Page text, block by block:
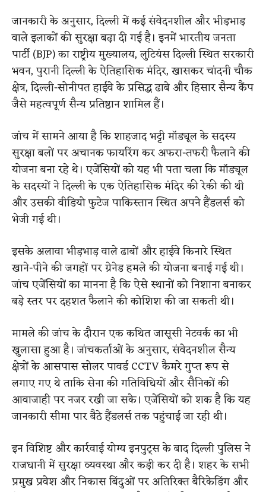
जानकारी के अनुसार, दिल्ली में कई संवेदनशील और भीड़भाड़
वाले इलाकों की सुरक्षा बढ़ा दी गई है। इनमें भारतीय जनता
पार्टी (BJP) का राष्ट्रीय मुख्यालय, लुटियंस दिल्ली स्थित सरकारी
भवन, पुरानी दिल्ली के ऐतिहासिक मंदिर, खासकर चांदनी चौक
क्षेत्र, दिल्ली-सोनीपत हाईवे के प्रसिद्ध ढाबे और हिसार सैन्य कैंप
जैसे महत्वपूर्ण सैन्य प्रतिष्ठान शामिल हैं।
जांच में सामने आया है कि शाहजाद भट्टी मॉड्यूल के सदस्य
सुरक्षा बलों पर अचानक फायरिंग कर अफरा-तफरी फैलाने की
योजना बना रहे थे। एजेंसियों को यह भी पता चला कि मॉड्यूल
के सदस्यों ने दिल्ली के एक ऐतिहासिक मंदिर की रेकी की थी
और उसकी वीडियो फुटेज पाकिस्तान स्थित अपने हैंडलर्स को
भेजी गई थी।
इसके अलावा भीड़भाड़ वाले ढाबों और हाईवे किनारे स्थित
खाने-पीने की जगहों पर ग्रेनेड हमले की योजना बनाई गई थी।
जांच एजेंसियों का मानना है कि ऐसे स्थानों को निशाना बनाकर
बड़े स्तर पर दहशत फैलाने की कोशिश की जा सकती थी।
मामले की जांच के दौरान एक कथित जासूसी नेटवर्क का भी
खुलासा हुआ है। जांचकर्ताओं के अनुसार, संवेदनशील सैन्य
क्षेत्रों के आसपास सोलर पावर्ड CCTV कैमरे गुप्त रूप से
लगाए गए थे ताकि सेना की गतिविधियों और सैनिकों की
आवाजाही पर नजर रखी जा सके। एजेंसियों को शक है कि यह
जानकारी सीमा पार बैठे हैंडलर्स तक पहुंचाई जा रही थी।
इन विशिष्ट और कार्रवाई योग्य इनपुट्स के बाद दिल्ली पुलिस ने
राजधानी में सुरक्षा व्यवस्था और कड़ी कर दी है। शहर के सभी
प्रमुख प्रवेश और निकास बिंदुओं पर अतिरिक्त बैरिकेडिंग और